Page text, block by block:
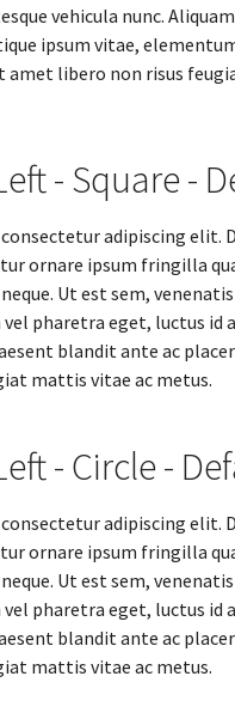
vehicula nunc.
ipsum vitae,
libero non risus
- Square -
adipiscing elit.
ornare ipsum fringilla
Ut est sem,
pharetra eget, luctus id
blandit ante ac
mattis vitae ac metus.
- Circle -
adipiscing elit.
ornare ipsum fringilla
Ut est sem,
pharetra eget, luctus id
blandit ante ac
mattis vitae ac metus.